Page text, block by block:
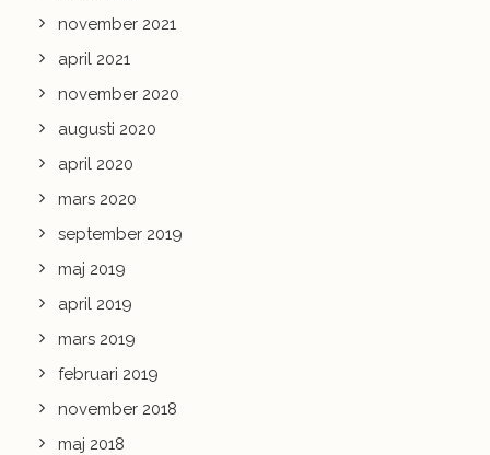
november 2021
april 2021
november 2020
augusti 2020
april 2020
mars 2020
september 2019
maj 2019
april 2019
mars 2019
februari 2019
november 2018
maj 2018